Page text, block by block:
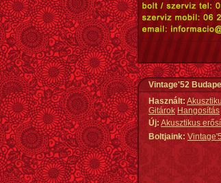
Vintage'52
Használt:
Gitárok Hangosítás
Új:Akusztikus
Boltjaink: